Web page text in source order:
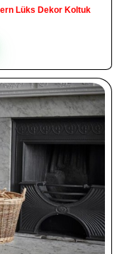
Lüks Dekor Koltuk